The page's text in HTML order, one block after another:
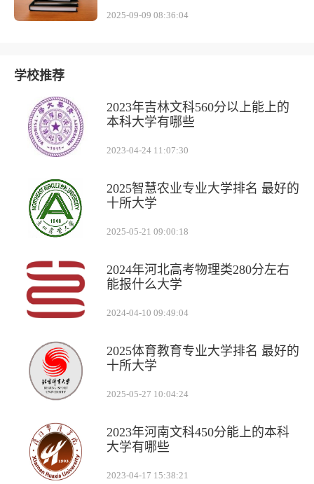
2025-09-09 08:36:04
学校推荐
2023年吉林文科560分以上能上的
本科大学有哪些
2023-04-24 11:07:30
2025智慧农业专业大学排名 最好的
十所大学
2025-05-21 09:00:18
2024年河北高考物理类280分左右
能报什么大学
2024-04-10 09:49:04
2025体育教育专业大学排名 最好的
十所大学
2025-05-27 10:04:24
2023年河南文科450分能上的本科
大学有哪些
2023-04-17 15:38:21